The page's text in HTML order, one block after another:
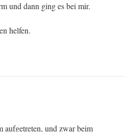
und dann ging es bei mir.
helfen.
aufgetreten, und zwar beim